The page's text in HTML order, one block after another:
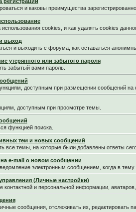
и каковы преимущества
cookies, и как удалять cookies
выход
и выходить с форума, как оставаться
утерянного или забытого пароля
забытый вами пароль.
доступным при размещении сообщений на
доступным при просмотре темы.
функцией поиска.
тем и новых сообщений
все темы, на которые были добавлены ответы
е-mail о новом сообщении
электронным сообщением, когда в тему
(Личные настройки)
контактной и персональной информации,
сообщения, отслеживать их, редактировать